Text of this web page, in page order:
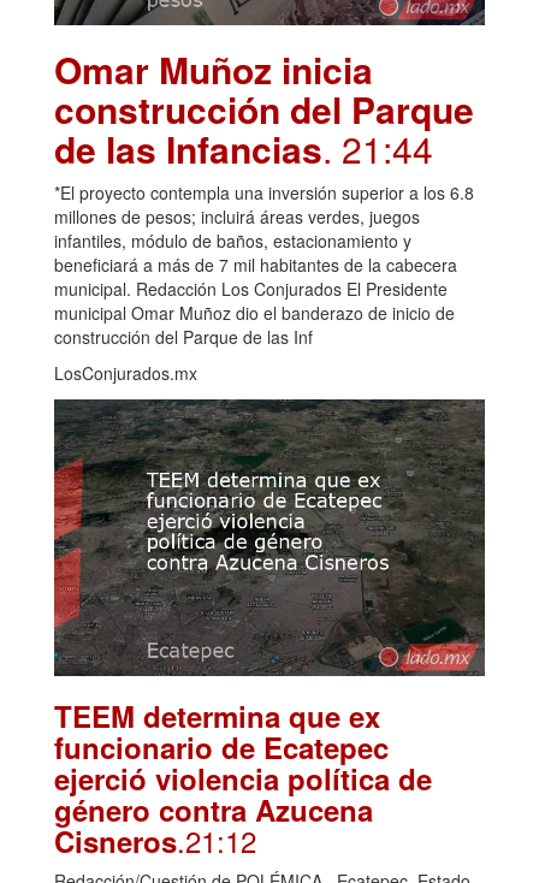
Omar Muñoz inicia
construcción del Parque
de las Infancias. 21:44
*El proyecto contempla una inversión superior a los 6.8
millones de pesos; incluirá áreas verdes, juegos
infantiles, módulo de baños, estacionamiento y
beneficiará a más de 7 mil habitantes de la cabecera
municipal. Redacción Los Conjurados El Presidente
municipal Omar Muñoz dio el banderazo de inicio de
construcción del Parque de las Inf
LosConjurados.mx
TEEM determina que ex
funcionario de Ecatepec
ejerció violencia política de
género contra Azucena
Cisneros.21:12